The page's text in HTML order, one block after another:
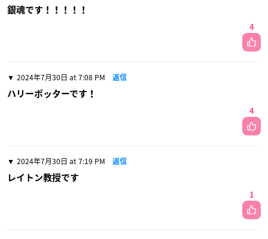
銀魂です！！！！！
4
2024年7月30日 at 7:08 PM 返信
ハリーポッターです！
4
2024年7月30日 at 7:19 PM 返信
レイトン教授です
1